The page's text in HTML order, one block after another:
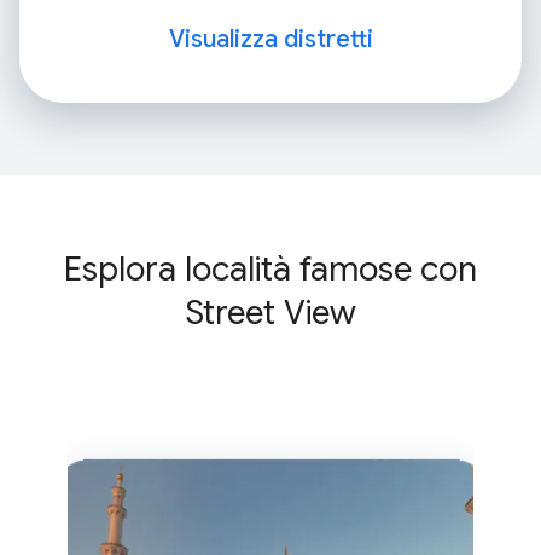
Visualizza distretti
Esplora località famose con
Street View